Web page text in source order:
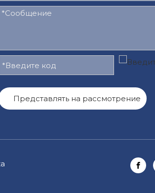
Представлять на рассмотрение